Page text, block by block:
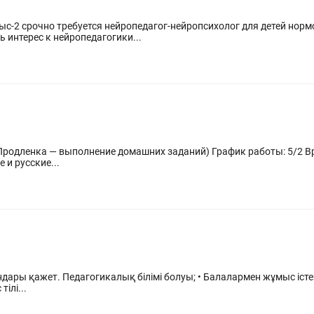
2 срочно требуется нейропедагог-нейропсихолог для детей
интерес к нейропедагогики...
заданий) График работы: 5/2 Время: 11:45–13:45 (2 часа в день)
и русские...
қажет. Педагогикалық білімі болуы; • Балалармен жұмыс істей